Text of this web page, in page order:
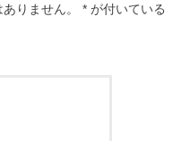
りません。 * が付いている